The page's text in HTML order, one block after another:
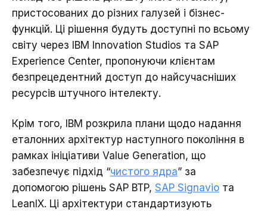
пристосованих до різних галузей і бізнес-
функцій. Ці рішення будуть доступні по всьому
світу через IBM Innovation Studios та SAP
Experience Center, пропонуючи клієнтам
безпрецедентний доступ до найсучасніших
ресурсів штучного інтелекту.
Крім того, IBM розкрила плани щодо надання
еталонних архітектур наступного покоління в
рамках ініціативи Value Generation, що
забезпечує підхід “чистого ядра” за
допомогою рішень SAP BTP, SAP Signavio та
LeanIX. Ці архітектури стандартизують